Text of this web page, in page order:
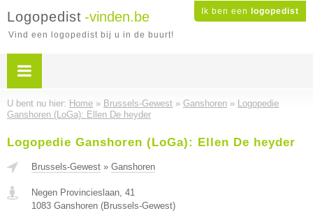
Ik ben een logopedist
Logopedist -vinden.be
Vind een logopedist bij u in de buurt!
U bent nu hier: Home » Brussels-Gewest » Ganshoren » Logopedie
Ganshoren (LoGa): Ellen De heyder
Logopedie Ganshoren (LoGa): Ellen De heyder
Brussels-Gewest » Ganshoren
Negen Provincieslaan, 41
1083 Ganshoren (Brussels-Gewest)